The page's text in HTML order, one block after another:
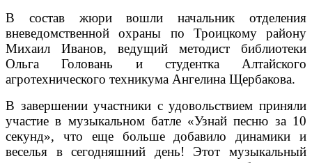
В состав жюри вошли начальник отделения
вневедомственной охраны по Троицкому району
Михаил Иванов, ведущий методист библиотеки
Ольга Головань и студентка Алтайского
агротехнического техникума Ангелина Щербакова.
В завершении участники с удовольствием приняли
участие в музыкальном батле «Узнай песню за 10
секунд», что еще больше добавило динамики и
веселья в сегодняшний день! Этот музыкальный